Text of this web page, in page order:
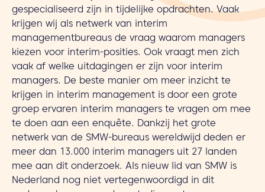
gespecialiseerd zijn in tijdelijke opdrachten. Vaak
krijgen wij als netwerk van interim
managementbureaus de vraag waarom managers
kiezen voor interim-posities. Ook vraagt men zich
vaak af welke uitdagingen er zijn voor interim
managers. De beste manier om meer inzicht te
krijgen in interim management is door een grote
groep ervaren interim managers te vragen om mee
te doen aan een enquête. Dankzij het grote
netwerk van de SMW-bureaus wereldwijd deden er
meer dan 13.000 interim managers uit 27 landen
mee aan dit onderzoek. Als nieuw lid van SMW is
Nederland nog niet vertegenwoordigd in dit